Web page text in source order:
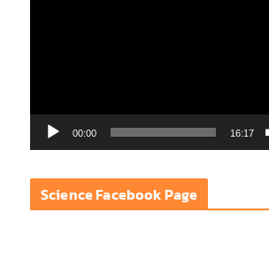
ล์
โ
00:00 16:17
Science Facebook Page